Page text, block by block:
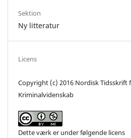
Sektion
Ny litteratur
Licens
Copyright (c) 2016 Nordisk Tidsskrift
Kriminalvidenskab
Dette værk er under følgende licens